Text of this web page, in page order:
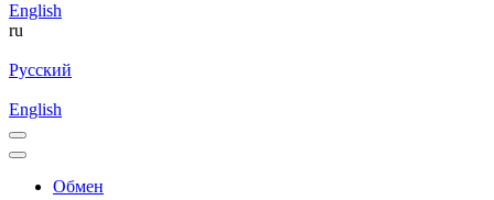
English
ru
Русский
English
Обмен